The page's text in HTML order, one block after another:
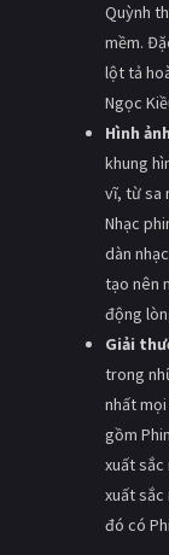
Quỳnh
mềm.
lột tả
Ngọc
Hình
khung
vĩ, từ sa
Nhạc
dàn
tạo nên
động
Giải
trong
nhất
gồm
xuất sắc
xuất sắc
đó có